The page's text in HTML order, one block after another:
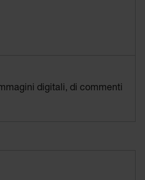
digitali, di commenti